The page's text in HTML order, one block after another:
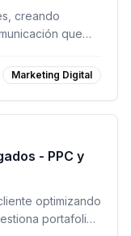
creando
que
Marketing Digital
- PPC y
optimizando
portafolios